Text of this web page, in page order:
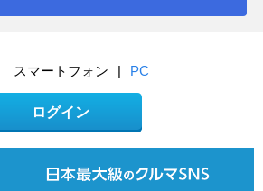
スマートフォン | PC
ログイン